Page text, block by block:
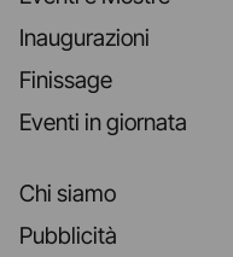
Inaugurazioni
Finissage
Eventi in giornata
Chi siamo
Pubblicità